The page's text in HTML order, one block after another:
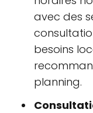
avec des
besoins
planning.